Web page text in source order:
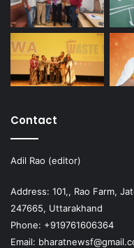
Contact
Adil Rao (editor)
Address: 101,, Rao Farm,
247665, Uttarakhand
Phone: +919761606364
Email: